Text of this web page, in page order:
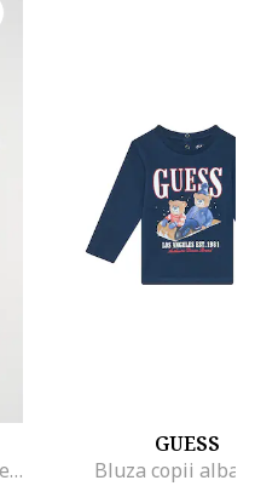
Tricou din bumbac cu imprimeu logo, Alb
GUESS
Bluza copii